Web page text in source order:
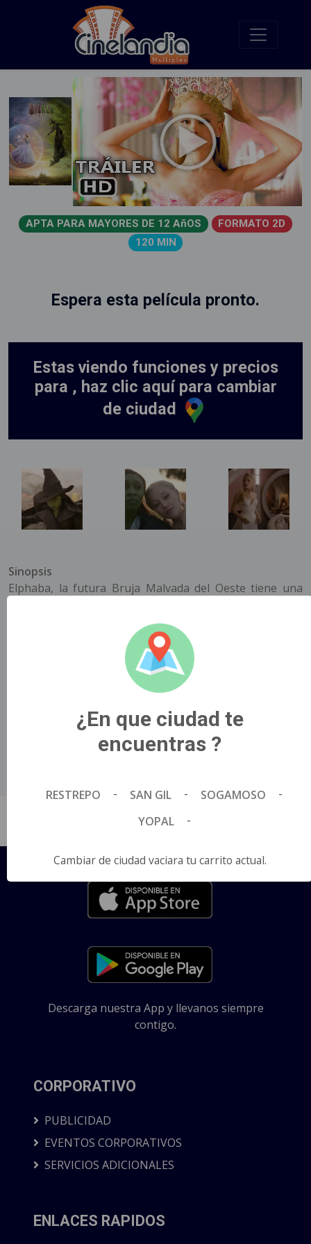
APTA PARA MAYORES DE 12 AñOS
FORMATO 2D
120 MIN
Sinopsis
Elphaba, la futura Bruja Malvada del Oeste tiene una
segunda de una adaptación cinematográfica en dos
partes del musical de Broadway..
Estados Unidos.
Español.
Espera esta película pronto.
Estas viendo funciones y precios
para , haz clic aquí para cambiar
de ciudad
Descarga nuestra App y llevanos siempre
contigo.
CORPORATIVO
PUBLICIDAD
EVENTOS CORPORATIVOS
SERVICIOS ADICIONALES
ENLACES RAPIDOS
¿En que ciudad te
encuentras ?
RESTREPO - SAN GIL - SOGAMOSO -
YOPAL -
Cambiar de ciudad vaciara tu carrito actual.